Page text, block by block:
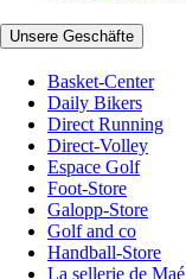
Unsere Geschäfte
Basket-Center
Daily Bikers
Direct Running
Direct-Volley
Espace Golf
Foot-Store
Galopp-Store
Golf and co
Handball-Store
La sellerie de Maé